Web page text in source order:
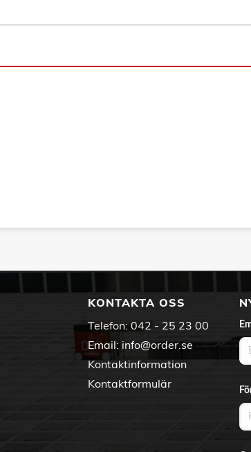
KONTAKTA OSS
Telefon: 042 - 25 23 00
Email: info@order.se
Kontaktinformation
Kontaktformulär